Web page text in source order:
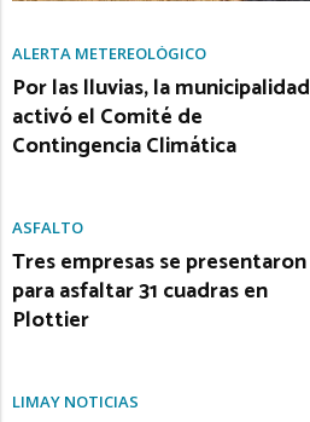
ALERTA METEREOLÓGICO
Por las lluvias, la municipalidad
activó el Comité de
Contingencia Climática
ASFALTO
Tres empresas se presentaron
para asfaltar 31 cuadras en
Plottier
LIMAY NOTICIAS